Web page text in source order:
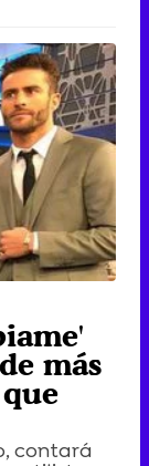
más
contará